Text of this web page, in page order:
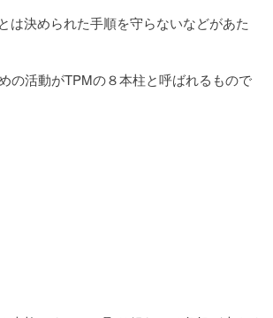
は決められた手順を守らないなどがあた
の活動がTPMの８本柱と呼ばれるもので